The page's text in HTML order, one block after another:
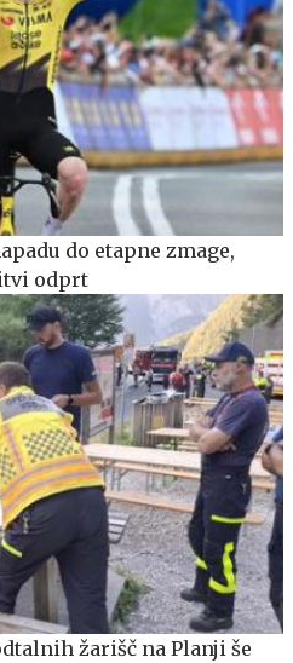
do etapne zmage,
odprt
žarišč na Planji še